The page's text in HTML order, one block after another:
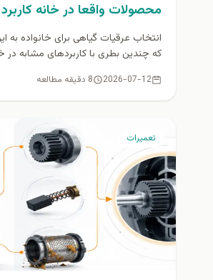
محصولات واقعا در خانه کاربرد
انتخاب عرقیات گیاهی برای خانواده به
که چندین بطری با کاربردهای مشابه در
2026-07-12 8 دقیقه مطالعه
تعمیرات